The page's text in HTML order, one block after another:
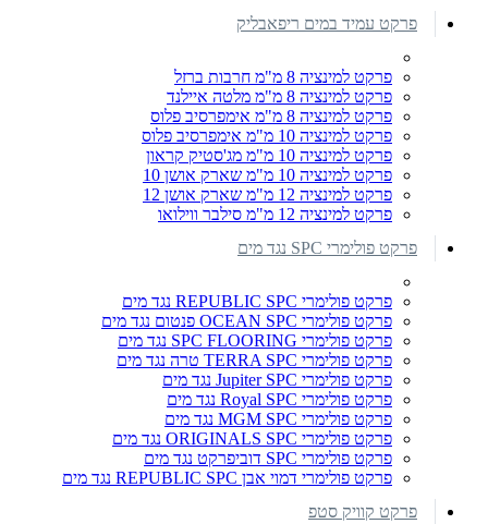
פרקט עמיד במים ריפאבליק
פרקט למינציה 8 מ"מ חרבות ברזל
פרקט למינציה 8 מ"מ מלטה איילנד
פרקט למינציה 8 מ"מ אימפרסיב פלוס
פרקט למינציה 10 מ"מ אימפרסיב פלוס
פרקט למינציה 10 מ"מ מג'סטיק קראון
פרקט למינציה 10 מ"מ שארק אושן 10
פרקט למינציה 12 מ"מ שארק אושן 12
פרקט למינציה 12 מ"מ סילבר ווילואו
פרקט פולימרי SPC נגד מים
פרקט פולימרי REPUBLIC SPC נגד מים
פרקט פולימרי OCEAN SPC פנטום נגד מים
פרקט פולימרי SPC FLOORING נגד מים
פרקט פולימרי TERRA SPC טרה נגד מים
פרקט פולימרי Jupiter SPC נגד מים
פרקט פולימרי Royal SPC נגד מים
פרקט פולימרי MGM SPC נגד מים
פרקט פולימרי ORIGINALS SPC נגד מים
פרקט פולימרי SPC דוביפרקט נגד מים
פרקט פולימרי דמוי אבן REPUBLIC SPC נגד מים
פרקט קוויק סטפ